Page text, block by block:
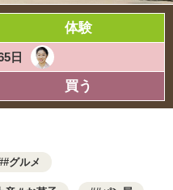
体験
日
買う
#グルメ